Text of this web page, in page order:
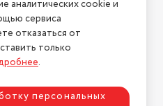
аналитических cookie и
сервиса
отказаться от
только
.
персональных